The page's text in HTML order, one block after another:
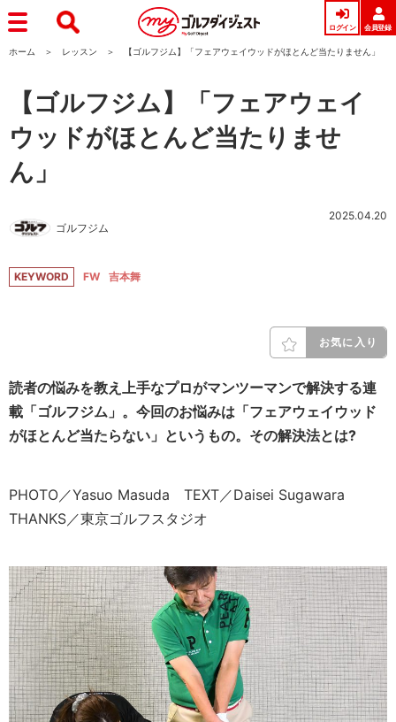
ログイン 会員登録
ホーム レッスン 【ゴルフジム】「フェアウェイウッドがほとんど当たりません」
【ゴルフジム】「フェアウェイ
ウッドがほとんど当たりませ
ん」
ゴルフジム
2025.04.20
KEYWORD FW 吉本舞
お気に入り
読者の悩みを教え上手なプロがマンツーマンで解決する連
載「ゴルフジム」。今回のお悩みは「フェアウェイウッド
がほとんど当たらない」というもの。その解決法とは?
PHOTO／Yasuo Masuda TEXT／Daisei Sugawara
THANKS／東京ゴルフスタジオ